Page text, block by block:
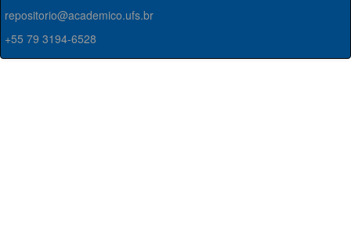
repositorio@academico.ufs.br
+55 79 3194-6528